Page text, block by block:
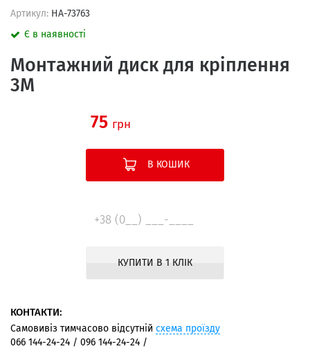
Артикул: HA-73763
Є в наявності
Монтажний диск для кріплення
3М
75 грн
В КОШИК
КУПИТИ В 1 КЛІК
КОНТАКТИ:
Самовивіз тимчасово відсутній схема проїзду
066 144-24-24 / 096 144-24-24 /